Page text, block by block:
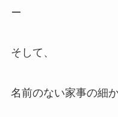
—
そして、
名前のない家事の細